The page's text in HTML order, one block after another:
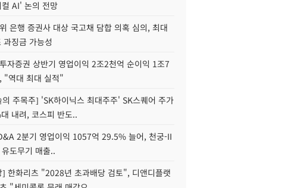
AI' 논의 전망
은행 증권사 대상 국고채 담합 의혹 심의, 최대
과징금 가능성
자증권 상반기 영업이익 2조2천억 순이익 1조7
"역대 최대 실적"
의 주목주] 'SK하이닉스 최대주주' SK스퀘어 주가
내려, 코스피 반도..
2분기 영업이익 1057억 29.5% 늘어, 천궁-II
도무기 매출..
] 한화리츠 "2028년 초과배당 검토", 디앤디플랫